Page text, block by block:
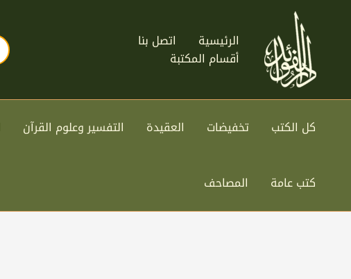
الرئيسية
اتصل بنا
أقسام المكتبة
كل الكتب تخفيضات العقيدة التفسير وعلوم القرآن
كتب عامة المصاحف